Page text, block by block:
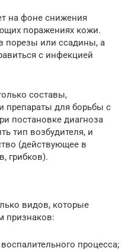
на фоне снижения
поражениях кожи.
порезы или ссадины, а
с инфекцией
составы,
препараты для борьбы с
постановке диагноза
тип возбудителя, и
(действующее в
грибков).
видов, которые
признаков:
воспалительного процесса;